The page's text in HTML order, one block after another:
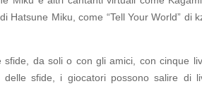
Miku, come “Tell Your World” di
da soli o con gli amici, con cinque
sfide, i giocatori possono salire di